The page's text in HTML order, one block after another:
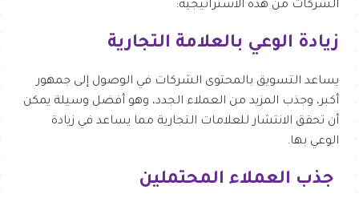
الشركات من هذه الاستراتيجية:
زيادة الوعي بالعلامة التجارية
يساعد التسويق بالمحتوى الشركات في الوصول إلى جمهور
أكبر، وجذب المزيد من العملاء الجدد، وهو أفضل وسيلة يمكن
أن تحقق الانتشار للعلامات التجارية مما يساعد في زيادة
الوعي بها.
جذب العملاء المحتملين